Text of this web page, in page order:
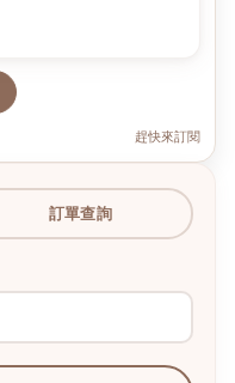
趕快來訂閱
訂單查詢